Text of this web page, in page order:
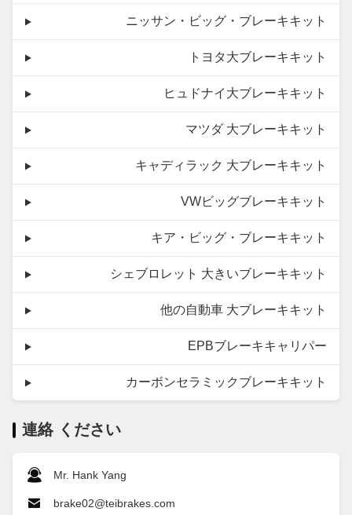
ニッサン・ビッグ・ブレーキキット
トヨタ大ブレーキキット
ヒュドナイ大ブレーキキット
マツダ 大ブレーキキット
キャディラック 大ブレーキキット
VWビッグブレーキキット
キア・ビッグ・ブレーキキット
シェブロレット 大きいブレーキキット
他の自動車 大ブレーキキット
EPBブレーキキャリパー
カーボンセラミックブレーキキット
連絡 ください
Mr. Hank Yang
brake02@teibrakes.com